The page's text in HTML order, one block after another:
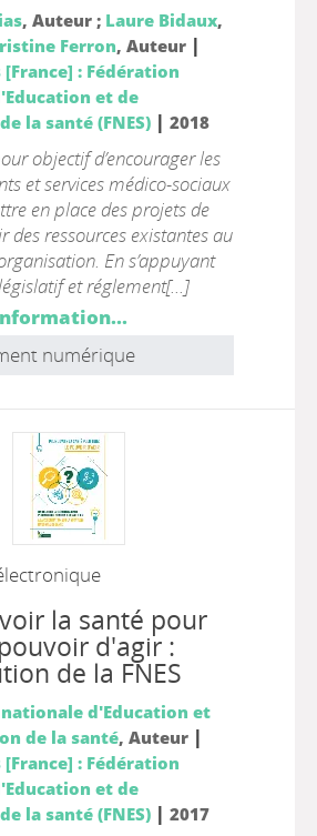
, Auteur ; Laure Bidaux,
Ferron, Auteur |
: Fédération
et de
la santé (FNES)| 2018
objectif d’encourager les
et services médico-sociaux
en place des projets de
des ressources existantes au
En s’appuyant
et réglement[...]
numérique
la santé pour
d'agir :
de la FNES
d'Education et
de la santé, Auteur |
: Fédération
et de
la santé (FNES)| 2017